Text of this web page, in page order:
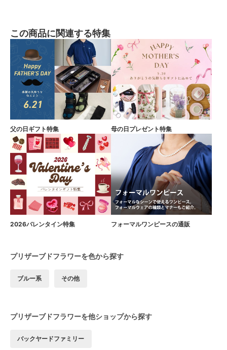
この商品に関連する特集
父の日ギフト特集 母の日プレゼント特集
2026バレンタイン特集 フォーマルワンピースの通販
プリザーブドフラワーを色から探す
ブルー系 その他
プリザーブドフラワーを他ショップから探す
バックヤードファミリー